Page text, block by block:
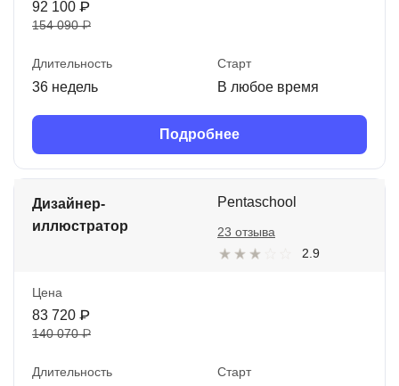
92 100 ₽
154 090 ₽
Длительность
36 недель
Старт
В любое время
Подробнее
Дизайнер-
иллюстратор
Pentaschool
2.9
23 отзыва
Цена
83 720 ₽
140 070 ₽
Длительность Старт